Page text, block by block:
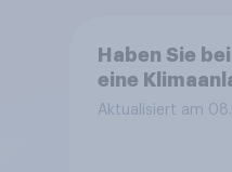
Haben Sie
eine
Aktualisiert am